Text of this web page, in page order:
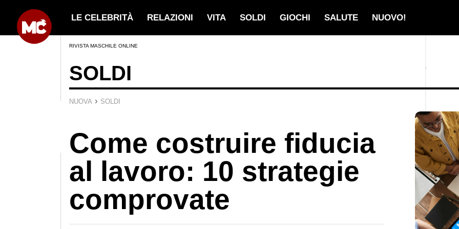
LE CELEBRITÀ RELAZIONI VITA SOLDI GIOCHI SALUTE NUOVO!
RIVISTA MASCHILE ONLINE
SOLDI
NUOVA › SOLDI
Come costruire fiducia
al lavoro: 10 strategie
comprovate